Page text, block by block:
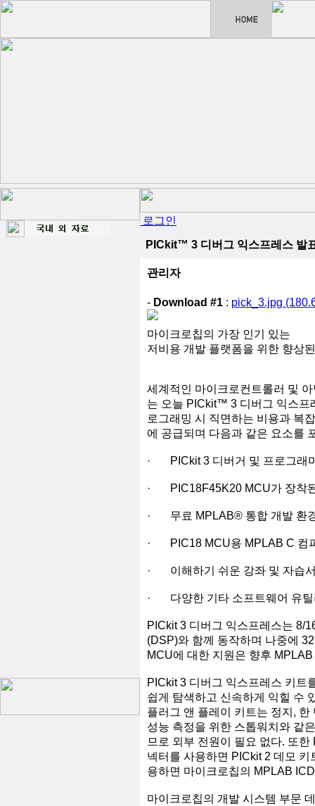
로그인
PICkit™ 3 디버그 익스프레스 발
관리자
- Download #1 : pick_3.jpg
마이크로칩의 가장 인기 있는
저비용 개발 플랫폼을 위한 향상
세계적인 마이크로컨트롤러 및
는 오늘 PICkit™ 3 디버그 익스프
로그래밍 시 직면하는 비용과 복
에 공급되며 다음과 같은 요소를
· PICkit 3 디버거 및 프로그래
· PIC18F45K20 MCU가 장착
· 무료 MPLAB® 통합 개발 환
· PIC18 MCU용 MPLAB C 컴
· 이해하기 쉬운 강좌 및 자습
· 다양한 기타 소프트웨어 유틸
PICkit 3 디버그 익스프레스는 8/
(DSP)와 함께 동작하며 나중에
MCU에 대한 지원은 향후
PICkit 3 디버그 익스프레스 키트
쉽게 탐색하고 신속하게 익힐 수
플러그 앤 플레이 키트는 정지,
성능 측정을 위한 스톱워치와 같
므로 외부 전원이 필요 없다. 또
넥터를 사용하면 PICkit 2 데모
용하면 마이크로칩의 MPLAB
마이크로칩의 개발 시스템 부문